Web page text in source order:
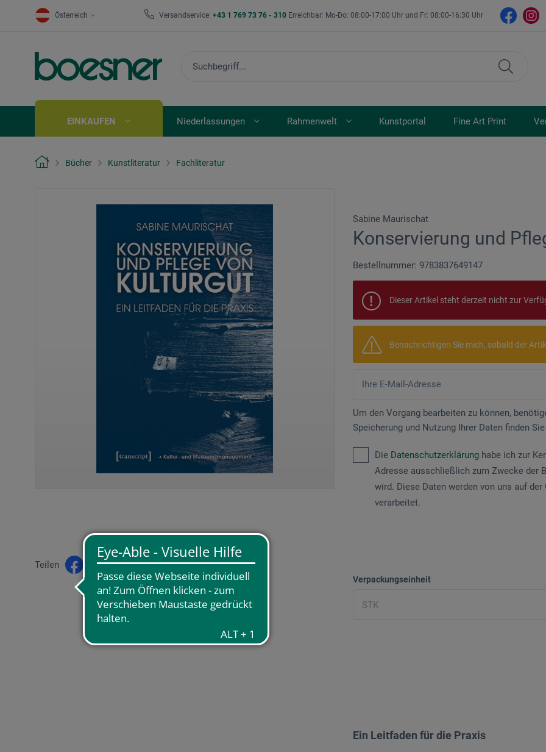
Österreich Versandservice: +43 1 769 73 76 - 310 Erreichbar: Mo-Do: 08:00-17:00 Uhr und Fr: 08:00-16:30 Uhr
EINKAUFEN Niederlassungen Rahmenwelt Kunstportal Fine Art Print
Bücher Kunstliteratur Fachliteratur
Sabine Maurischat
Konservierung und
Bestellnummer: 9783837649147
Dieser Artikel steht derzeit nicht zur
Benachrichtigen Sie mich, sobald der
Um den Vorgang bearbeiten zu können,
Speicherung und Nutzung Ihrer Daten finden
Die Datenschutzerklärung habe ich zur
Adresse ausschließlich zum Zwecke der
wird. Diese Daten werden von uns auf
verarbeitet.
Verpackungseinheit
Teilen
Ein Leitfaden für die Praxis